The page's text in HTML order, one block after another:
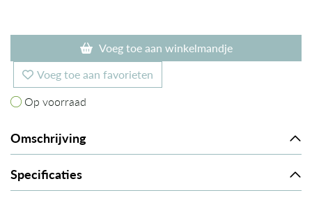
Voeg toe aan winkelmandje
Voeg toe aan favorieten
Op voorraad
Op voorraad
Omschrijving
Specificaties